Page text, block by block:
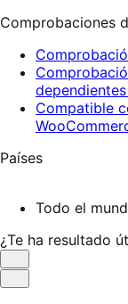
Comprobaciones
Compatible
Países
Todo el
¿Te ha resultado
Es
útil
No